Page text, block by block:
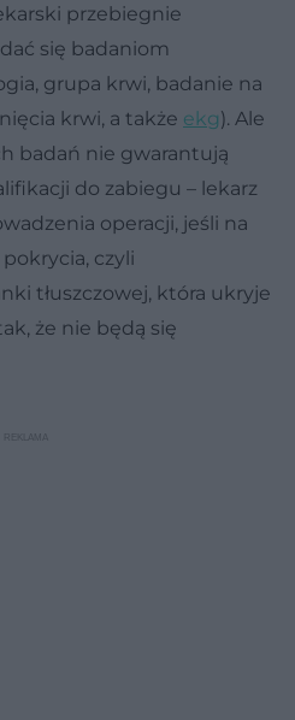
przebiegnie
się badaniom
grupa krwi, badanie na
krwi, a także ekg). Ale
badań nie gwarantują
do zabiegu – lekarz
operacji, jeśli na
czyli
tłuszczowej, która ukryje
że nie będą się